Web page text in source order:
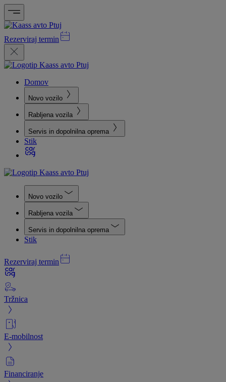
Rezerviraj termin
Domov
Novo vozilo
Rabljena vozila
Servis in dopolnilna oprema
Stik
Novo vozilo
Rabljena vozila
Servis in dopolnilna oprema
Stik
Rezerviraj termin
Tržnica
E-mobilnost
Financiranje